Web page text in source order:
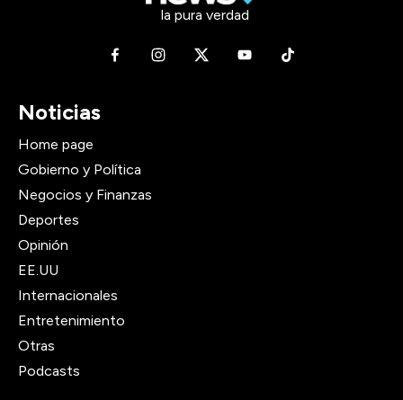
la pura verdad
Noticias
Home page
Gobierno y Política
Negocios y Finanzas
Deportes
Opinión
EE.UU
Internacionales
Entretenimiento
Otras
Podcasts